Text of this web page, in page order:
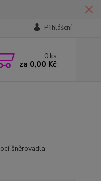
Přihlášení
0 ks
za 0,00 Kč
šněrovadla